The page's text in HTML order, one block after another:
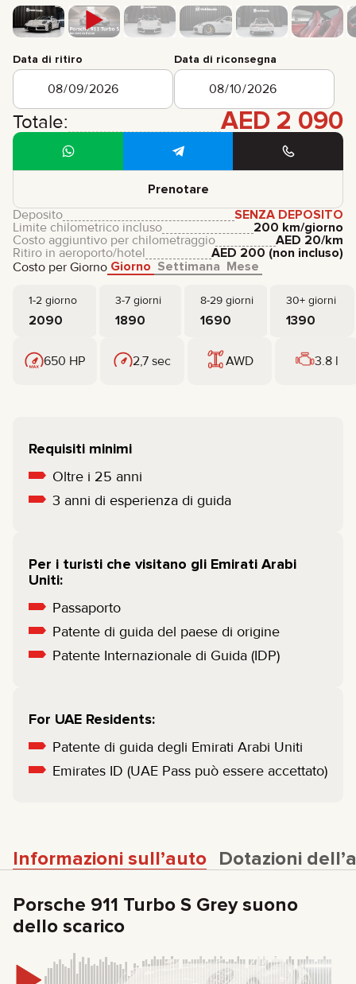
Data di ritiro Data di riconsegna
Totale: AED 2 090
Prenotare
Costo per Giorno Giorno Settimana Mese
1-2 giorno 3-7 giorni 8-29 giorni 30+ giorni
2090 1890 1690 1390
Deposito
SENZA DEPOSITO
Limite chilometrico incluso
200 km/giorno
Costo aggiuntivo per chilometraggio
AED 20/km
Ritiro in aeroporto/hotel
AED 200 (non incluso)
650 HP 2,7 sec AWD 3.8 l
Requisiti minimi
Oltre i 25 anni
3 anni di esperienza di guida
Per i turisti che visitano gli Emirati Arabi
Uniti:
Passaporto
Patente di guida del paese di origine
Patente Internazionale di Guida (IDP)
For UAE Residents:
Patente di guida degli Emirati Arabi Uniti
Emirates ID (UAE Pass può essere accettato)
Informazioni sull’auto Dotazioni
Porsche 911 Turbo S Grey suono
dello scarico